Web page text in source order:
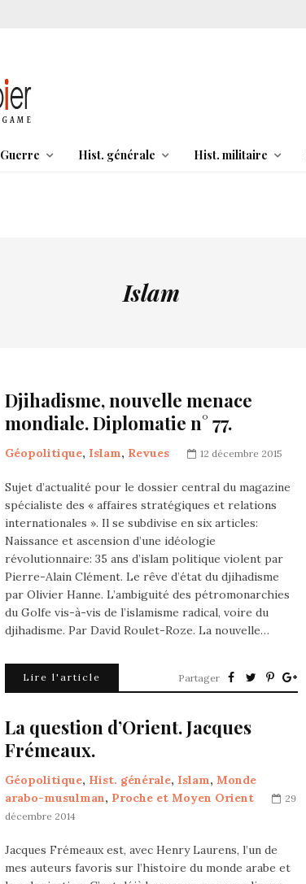
Guerre Hist. générale Hist. militaire
Islam
Djihadisme, nouvelle menace
mondiale. Diplomatie n° 77.
Géopolitique, Islam, Revues 12 décembre 2015
Sujet d’actualité pour le dossier central du magazine
spécialiste des « affaires stratégiques et relations
internationales ». Il se subdivise en six articles:
Naissance et ascension d’une idéologie
révolutionnaire: 35 ans d’islam politique violent par
Pierre-Alain Clément. Le rêve d’état du djihadisme
par Olivier Hanne. L’ambiguité des pétromonarchies
du Golfe vis-à-vis de l’islamisme radical, voire du
djihadisme. Par David Roulet-Roze. La nouvelle…
Lire l'article Partager
La question d’Orient. Jacques
Frémeaux.
Géopolitique, Hist. générale, Islam, Monde
arabo-musulman, Proche et Moyen Orient
29
décembre 2014
Jacques Frémeaux est, avec Henry Laurens, l’un de
mes auteurs favoris sur l’histoire du monde arabe et